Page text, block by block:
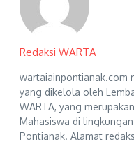
Redaksi WARTA
wartaiainpontianak.com
yang dikelola oleh
WARTA, yang
Mahasiswa di
Pontianak. Alamat